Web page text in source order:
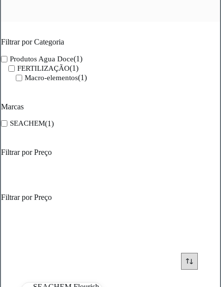
Filtrar por Categoria
Produtos Agua Doce(1)
FERTILIZAÇÃO(1)
Macro-elementos(1)
Marcas
SEACHEM(1)
Filtrar por Preço
Filtrar por Preço